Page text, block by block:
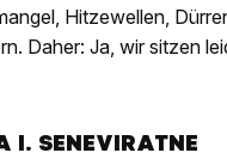
Hitzewellen,
Daher: Ja, wir sitzen
I. SENEVIRATNE